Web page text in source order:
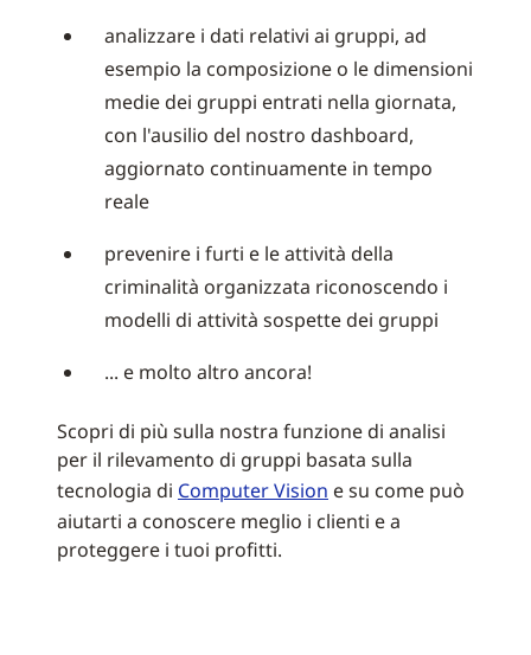
analizzare i dati relativi ai gruppi, ad
esempio la composizione o le dimensioni
medie dei gruppi entrati nella giornata,
con l'ausilio del nostro dashboard,
aggiornato continuamente in tempo
reale
prevenire i furti e le attività della
criminalità organizzata riconoscendo i
modelli di attività sospette dei gruppi
... e molto altro ancora!
Scopri di più sulla nostra funzione di analisi
per il rilevamento di gruppi basata sulla
tecnologia di Computer Vision e su come può
aiutarti a conoscere meglio i clienti e a
proteggere i tuoi profitti.